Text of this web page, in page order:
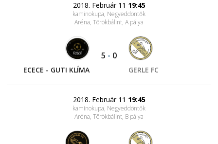
2018. Február 11 19:45
kaminokupa, Negyeddöntők
Aréna, Törökbálint, A pálya
ECECE - GUTI KLÍMA
5 - 0
GERLE FC
2018. Február 11 19:45
kaminokupa, Negyeddöntők
Aréna, Törökbálint, B pálya